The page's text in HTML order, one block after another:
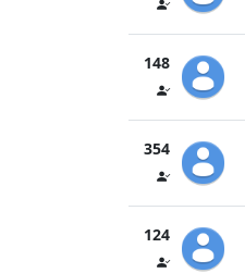
148
354
124